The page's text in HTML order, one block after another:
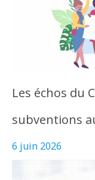
Les échos du
subventions
6 juin 2026